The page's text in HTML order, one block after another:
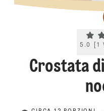
5.0 1
Crostata